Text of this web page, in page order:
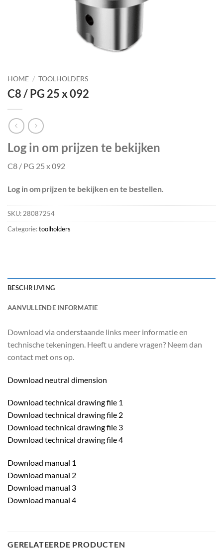
HOME / TOOLHOLDERS
C8 / PG 25 x 092
Log in om prijzen te bekijken
C8 / PG 25 x 092
Log in om prijzen te bekijken en te bestellen.
SKU: 28087254
Categorie:toolholders
BESCHRIJVING
AANVULLENDE INFORMATIE
Download via onderstaande links meer informatie en
technische tekeningen. Heeft u andere vragen? Neem dan
contact met ons op.
Download neutral dimension
Download technical drawing file 1
Download technical drawing file 2
Download technical drawing file 3
Download technical drawing file 4
Download manual 1
Download manual 2
Download manual 3
Download manual 4
GERELATEERDE PRODUCTEN